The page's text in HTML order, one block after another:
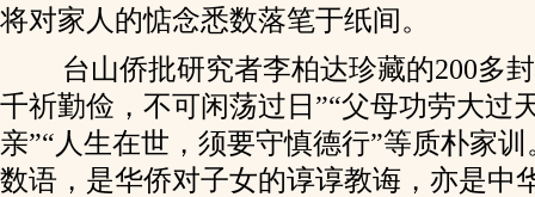
将对家人的惦念悉数落笔于纸间。
台山侨批研究者李柏达珍藏的200多
千祈勤俭，不可闲荡过日”“父母功劳大过
亲”“人生在世，须要守慎德行”等质朴家
数语，是华侨对子女的谆谆教诲，亦是中